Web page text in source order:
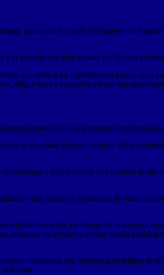
pronunció hoy ante el Congreso de
el acuerdo con Irán firmado por Barack
que apeló a los legisladores a pensar en la
dijo, e instó a los países a hacer una suave
comercial no es la respuesta correcta a
la seguridad global», destacó. «Esta
comenzar a hablar recibió una ovación de tres
que impida la decadencia de
legisladores sobre los riesgos de una guerra
aumentar los precios y la clase media tendrá
multilateral con Teherán para mitigar el